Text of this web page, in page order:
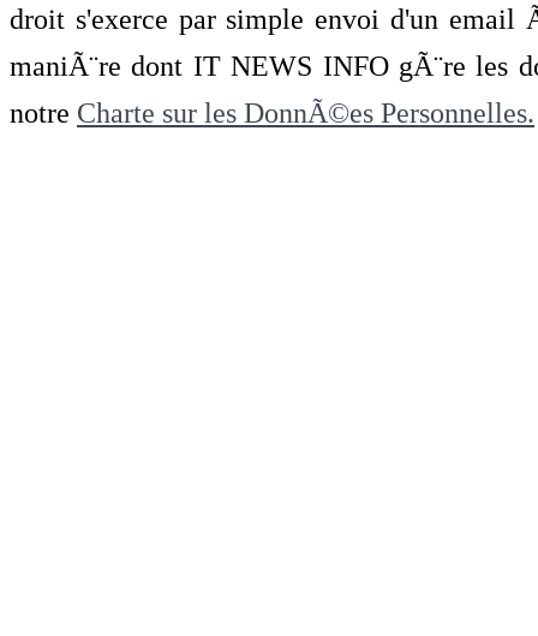
droit s'exerce par simple envoi d'un
maniÃ¨re dont IT NEWS INFO gÃ¨re les
notre Charte sur les DonnÃ©es Personnelles.